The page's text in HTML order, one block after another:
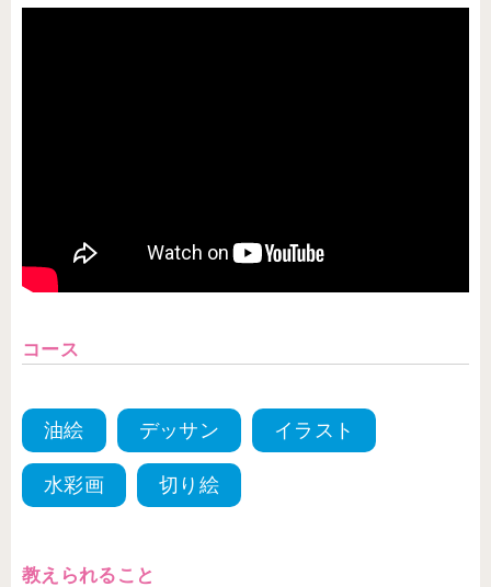
コース
油絵 デッサン イラスト
水彩画 切り絵
教えられること